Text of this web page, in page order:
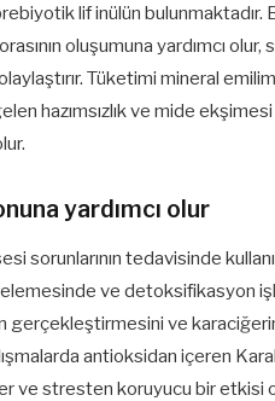
lif inülün bulunmaktadır.
oluşumuna yardımcı
Tüketimi mineral
hazımsızlık ve mide
yardımcı olur
sorunlarının tedavisinde
ve detoksifikasyon
gerçekleştirmesini ve
antioksidan içeren
stresten koruyucu bir etkisi